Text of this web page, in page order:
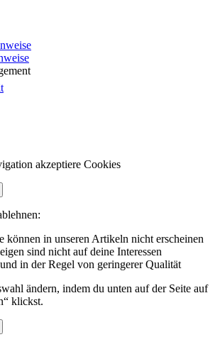
akzeptiere Cookies
können in unseren Artikeln nicht erscheinen
sind nicht auf deine Interessen
in der Regel von geringerer Qualität
ändern, indem du unten auf der Seite auf
klickst.